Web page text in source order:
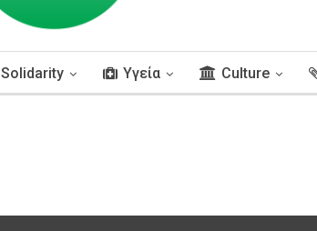
Solidarity Υγεία Culture